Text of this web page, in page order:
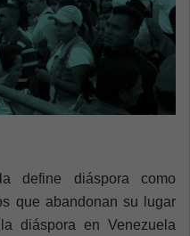
define diáspora como
que abandonan su lugar
diáspora en Venezuela